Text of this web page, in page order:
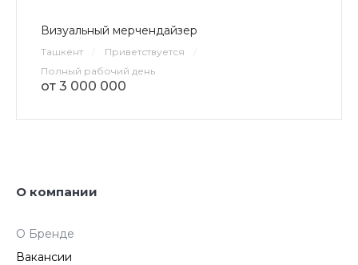
Визуальный мерчендайзер
Ташкент Приветствуется
Полный рабочий день
от 3 000 000
О компании
О Бренде
Вакансии